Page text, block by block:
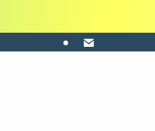
金を個別にお見積り。ご依頼は